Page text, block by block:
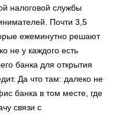
налоговой службы
Почти 3,5
ежеминутно решают
не у каждого есть
банка для открытия
Да что там: далеко не
банка в том месте, где
связи с